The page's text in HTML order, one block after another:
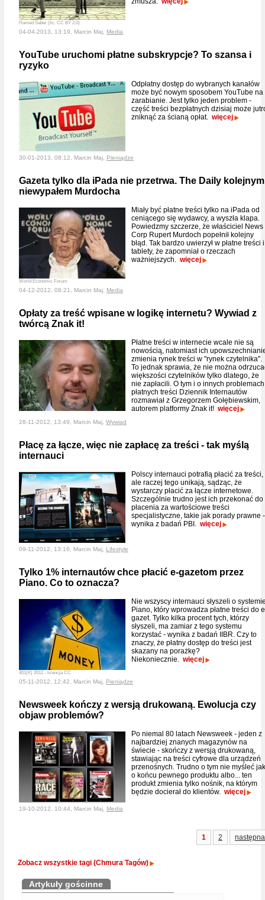
Hamed Saber (lic. CC BY 2.0)
04-04-2013, 13:19, Marcin Maj, Media
YouTube uruchomi płatne subskrypcje? To szansa i
ryzyko
Odpłatny dostęp do wybranych kanałów
może być nowym sposobem YouTube na
zarabianie. Jest tylko jeden problem -
część treści bezpłatnych dzisiaj może
zniknąć za ścianą opłat. więcej
30-01-2013, 08:12, Marcin Maj, Pieniądze
Gazeta tylko dla iPada nie przetrwa. The Daily kolejnym
niewypałem Murdocha
World Economic Forum
Miały być płatne treści tylko na iPada od
ceniącego się wydawcy, a wyszła klapa.
Powiedzmy szczerze, że właściciel News
Corp Rupert Murdoch popełnił kolejny
błąd. Tak bardzo uwierzył w płatne treści i
tablety, że zapomniał o rzeczach
ważniejszych. więcej
04-12-2012, 08:21, Marcin Maj, Media
Opłaty za treść wpisane w logikę internetu? Wywiad z
twórcą Znak it!
Płatne treści w internecie wcale nie są
nowością, natomiast ich
zmienia rynek treści w "rynek czytelnika".
To jednak sprawia, że nie można
większości czytelników tylko dlatego, że
nie zapłacili. O tym i o innych problemach
płatnych treści Dziennik Internautów
rozmawiał z Grzegorzem Gołębiewskim,
autorem platformy Znak it! więcej
28-11-2012, 13:49, Marcin Maj, Wywiad
Płacę za łącze, więc nie zapłacę za treści - tak myślą
internauci
Polscy internauci potrafią płacić za treści,
ale raczej tego unikają, sądząc, że
wystarczy płacić za łącze internetowe.
Szczególnie trudno jest ich przekonać do
płacenia za wartościowe treści
specjalistyczne, takie jak porady prawne -
wynika z badań PBI. więcej
09-11-2012, 13:16, Marcin Maj, Lifestyle
Tylko 1% internautów chce płacić e-gazetom przez
Piano. Co to oznacza?
401(K) 2012 - licencja CC
Nie wszyscy internauci słyszeli o
Piano, który wprowadza płatne treści do
gazet. Tylko kilka procent tych, którzy
słyszeli, ma zamiar z tego systemu
korzystać - wynika z badań IIBR. Czy to
znaczy, że płatny dostęp do treści jest
skazany na porażkę?
Niekoniecznie. więcej
05-11-2012, 12:42, Marcin Maj, Pieniądze
Newsweek kończy z wersją drukowaną. Ewolucja czy
objaw problemów?
Po niemal 80 latach Newsweek - jeden z
najbardziej znanych magazynów na
świecie - skończy z wersją drukowaną,
stawiając na treści cyfrowe dla urządzeń
przenośnych. Trudno o tym nie myśleć jak
o końcu pewnego produktu albo... ten
produkt zmienia tylko nośnik, na którym
będzie docierał do klientów. więcej
19-10-2012, 10:44, Marcin Maj, Media
1 2 następna
Zobacz wszystkie tagi (Chmura Tagów)
Artykuły gościnne